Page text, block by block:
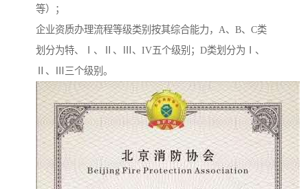
等）；
企业资质办理流程等级类别按其综合能力，A、B、C类
划分为特、Ⅰ、Ⅱ、Ⅲ、IV五个级别；D类划分为Ⅰ、
Ⅱ、Ⅲ三个级别。